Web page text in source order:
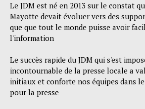
Le JDM est né en 2013 sur le constat
Mayotte devait évoluer vers des
que que tout le monde puisse avoir
l'information
Le succès rapide du JDM qui s'est
incontournable de la presse locale a
initiaux et conforte nos équipes dans
pour la presse